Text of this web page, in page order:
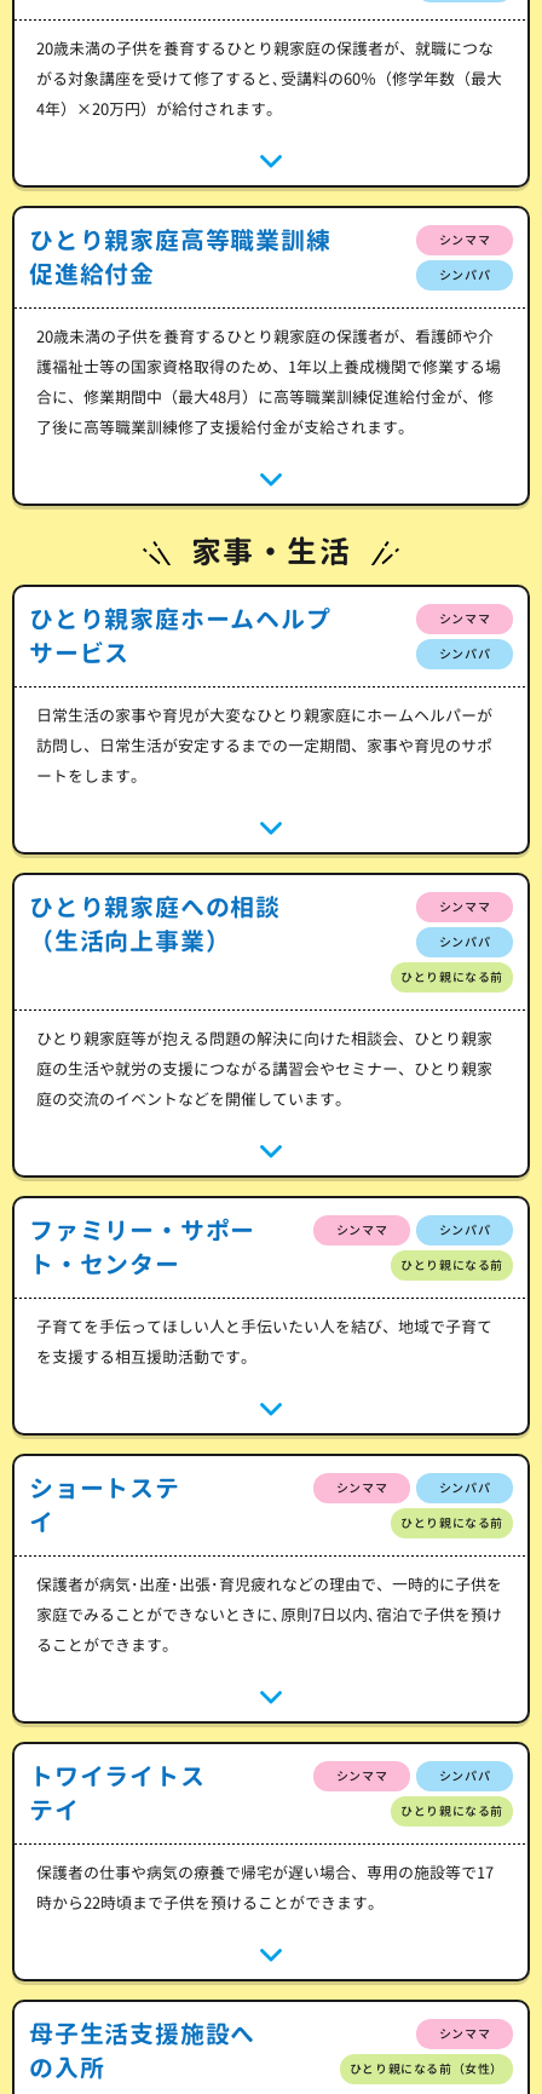
20歳未満の子供を養育するひとり親家庭の保護者が、就職につな
がる対象講座を受けて修了すると､受講料の60％（修学年数（最大
4年）×20万円）が給付されます。
ひとり親家庭高等職業訓練
促進給付金
シンママ
シンパパ
20歳未満の子供を養育するひとり親家庭の保護者が、看護師や介
護福祉士等の国家資格取得のため、1年以上養成機関で修業する場
合に、修業期間中（最大48月）に高等職業訓練促進給付金が、修
了後に高等職業訓練修了支援給付金が支給されます。
家事・生活
ひとり親家庭ホームヘルプ
サービス
シンママ
シンパパ
日常生活の家事や育児が大変なひとり親家庭にホームヘルパーが
訪問し、日常生活が安定するまでの一定期間、家事や育児のサポ
ートをします。
ひとり親家庭への相談
（生活向上事業）
シンママ
シンパパ
ひとり親になる前
ひとり親家庭等が抱える問題の解決に向けた相談会、ひとり親家
庭の生活や就労の支援につながる講習会やセミナー、ひとり親家
庭の交流のイベントなどを開催しています。
ファミリー・サポー
ト・センター
シンママ シンパパ
ひとり親になる前
子育てを手伝ってほしい人と手伝いたい人を結び、地域で子育て
を支援する相互援助活動です。
ショートステ
イ
シンママ シンパパ
ひとり親になる前
保護者が病気･出産･出張･育児疲れなどの理由で、一時的に子供を
家庭でみることができないときに､原則7日以内､宿泊で子供を預け
ることができます。
トワイライトス
テイ
シンママ シンパパ
ひとり親になる前
保護者の仕事や病気の療養で帰宅が遅い場合、専用の施設等で17
時から22時頃まで子供を預けることができます。
母子生活支援施設へ
の入所
シンママ
ひとり親になる前（女性）